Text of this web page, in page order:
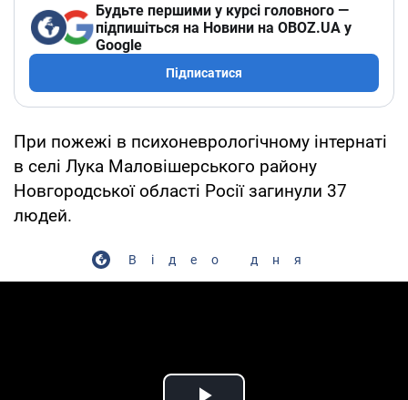
Будьте першими у курсі головного —
підпишіться на Новини на OBOZ.UA у
Google
Підписатися
При пожежі в психоневрологічному інтернаті
в селі Лука Маловішерського району
Новгородської області Росії загинули 37
людей.
Відео дня